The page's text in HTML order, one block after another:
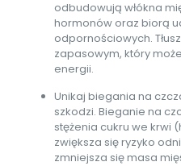
odbudowują włókna
hormonów oraz biorą
odpornościowych.
zapasowym, który
energii.
Unikaj biegania na
szkodzi. Bieganie na
stężenia cukru we krwi
zwiększa się ryzyko
zmniejsza się masa